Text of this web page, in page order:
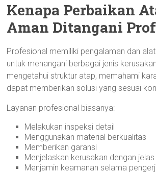
Kenapa Perbaikan
Aman Ditangani
Profesional memiliki pengalaman dan
untuk menangani berbagai jenis
mengetahui struktur atap, memahami
dapat memberikan solusi yang sesuai
Layanan profesional biasanya:
Melakukan inspeksi detail
Menggunakan material berkualitas
Memberikan garansi
Menjelaskan kerusakan dengan jelas
Menjamin keamanan selama